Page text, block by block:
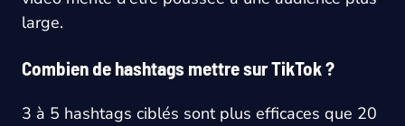
large.
Combien de hashtags mettre sur TikTok ?
3 à 5 hashtags ciblés sont plus efficaces que 20